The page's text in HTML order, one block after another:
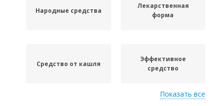
Народные средства
Лекарственная
форма
Средство от кашля
Эффективное
средство
Показать все